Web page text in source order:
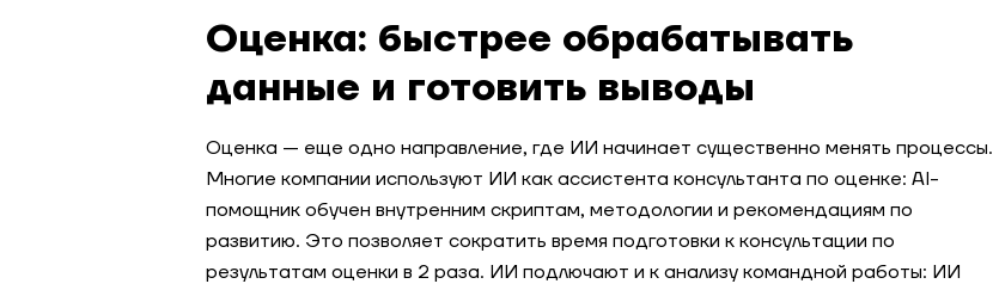
Оценка: быстрее обрабатывать
данные и готовить выводы
Оценка — еще одно направление, где ИИ начинает существенно менять процессы.
Многие компании используют ИИ как ассистента консультанта по оценке: AI-
помощник обучен внутренним скриптам, методологии и рекомендациям по
развитию. Это позволяет сократить время подготовки к консультации по
результатам оценки в 2 раза. ИИ подлючают и к анализу командной работы: ИИ